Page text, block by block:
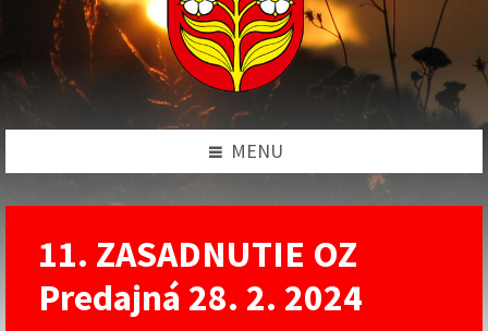
MENU
11. ZASADNUTIE OZ
Predajná 28. 2. 2024